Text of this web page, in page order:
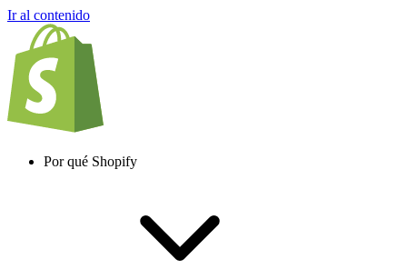
Ir al contenido
Por qué Shopify